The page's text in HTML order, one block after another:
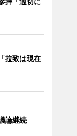
拉致は現在
論継続